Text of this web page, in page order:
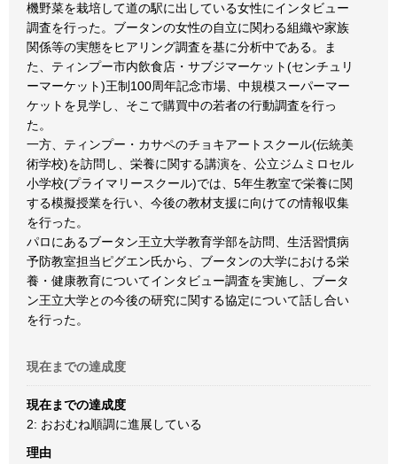
機野菜を栽培して道の駅に出している女性にインタビュー
調査を行った。ブータンの女性の自立に関わる組織や家族
関係等の実態をヒアリング調査を基に分析中である。ま
た、ティンプー市内飲食店・サブジマーケット(センチュリ
ーマーケット)王制100周年記念市場、中規模スーパーマー
ケットを見学し、そこで購買中の若者の行動調査を行っ
た。
一方、ティンプー・カサペのチョキアートスクール(伝統美
術学校)を訪問し、栄養に関する講演を、公立ジムミロセル
小学校(プライマリースクール)では、5年生教室で栄養に関
する模擬授業を行い、今後の教材支援に向けての情報収集
を行った。
パロにあるブータン王立大学教育学部を訪問、生活習慣病
予防教室担当ピグエン氏から、ブータンの大学における栄
養・健康教育についてインタビュー調査を実施し、ブータ
ン王立大学との今後の研究に関する協定について話し合い
を行った。
現在までの達成度
現在までの達成度
2: おおむね順調に進展している
理由